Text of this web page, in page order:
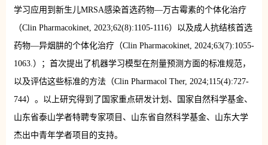
学习应用到新生儿MRSA感染首选药物—万古霉素的个体化治疗
（Clin Pharmacokinet, 2023;62(8):1105-1116）以及成人抗结核首选
药物—异烟肼的个体化治疗（Clin Pharmacokinet, 2024;63(7):1055-
1063.）；首次提出了机器学习模型在剂量预测方面的标准规范，
以及评估这些标准的方法（Clin Pharmacol Ther, 2024;115(4):727-
744）。以上研究得到了国家重点研发计划、国家自然科学基金、
山东省泰山学者特聘专家项目、山东省自然科学基金、山东大学
杰出中青年学者项目的支持。